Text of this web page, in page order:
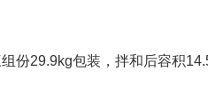
份29.9kg包装，拌和后容积